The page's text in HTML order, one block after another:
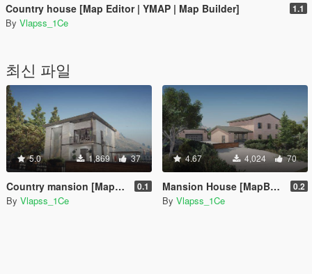
Country house [Map Editor | YMAP | Map Builder] 1.1
By Vlapss_1Ce
최신 파일
5.0 1,869 37
Country mansion [MapBuilder] [Increased Props] 0.1
By Vlapss_1Ce
4.67 4,024 70
Mansion House [MapBuilder] [Increased Props] 0.2
By Vlapss_1Ce